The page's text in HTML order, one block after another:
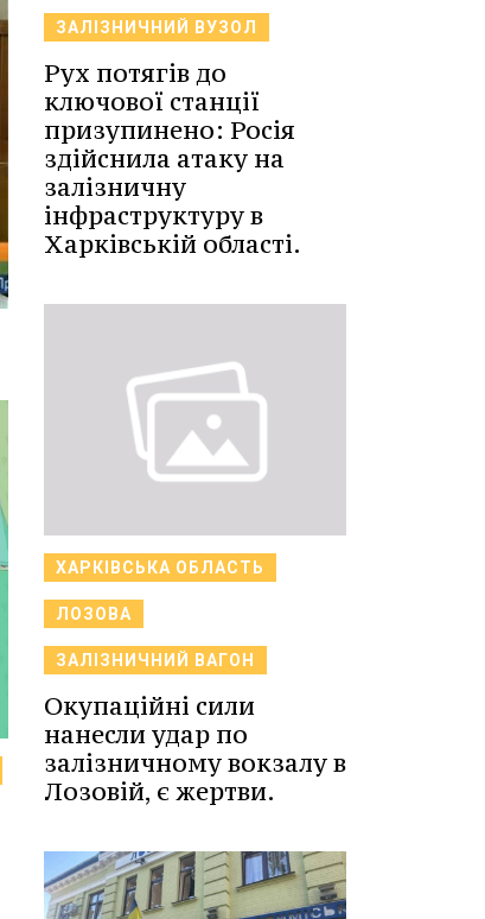
ЗАЛІЗНИЧНИЙ ВУЗОЛ
Рух потягів до
ключової станції
призупинено: Росія
здійснила атаку на
залізничну
інфраструктуру в
Харківській області.
ХАРКІВСЬКА ОБЛАСТЬ
ЛОЗОВА
ЗАЛІЗНИЧНИЙ ВАГОН
Окупаційні сили
нанесли удар по
залізничному вокзалу в
Лозовій, є жертви.